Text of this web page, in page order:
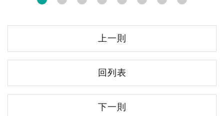
上一則
回列表
下一則